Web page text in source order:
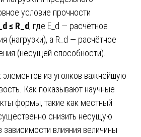
условие прочности
≤ R_d, где E_d — расчётное
(нагрузки), а R_d — расчётное
(несущей способности).
из уголков важнейшую
Как показывают научные
формы, такие как местный
снизить несущую
зависимости влияния величины